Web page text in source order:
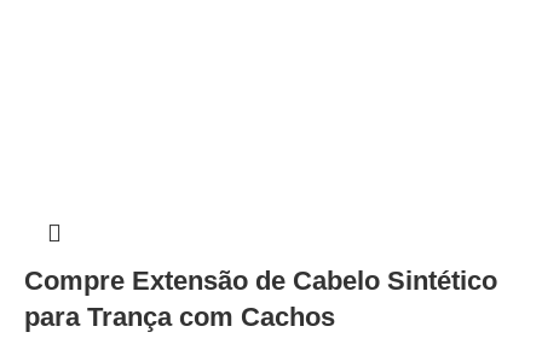
Compre Extensão de Cabelo Sintético
para Trança com Cachos